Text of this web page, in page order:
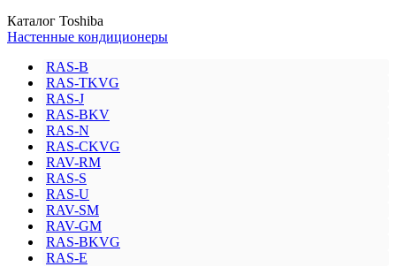
Каталог Toshiba
Настенные кондиционеры
RAS-B
RAS-TKVG
RAS-J
RAS-BKV
RAS-N
RAS-CKVG
RAV-RM
RAS-S
RAS-U
RAV-SM
RAV-GM
RAS-BKVG
RAS-E